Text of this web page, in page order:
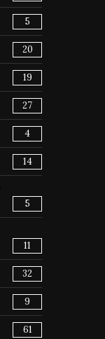
5
20
19
27
4
14
5
11
32
9
61